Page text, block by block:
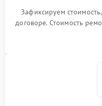
Зафиксируем
договоре. Стоимость